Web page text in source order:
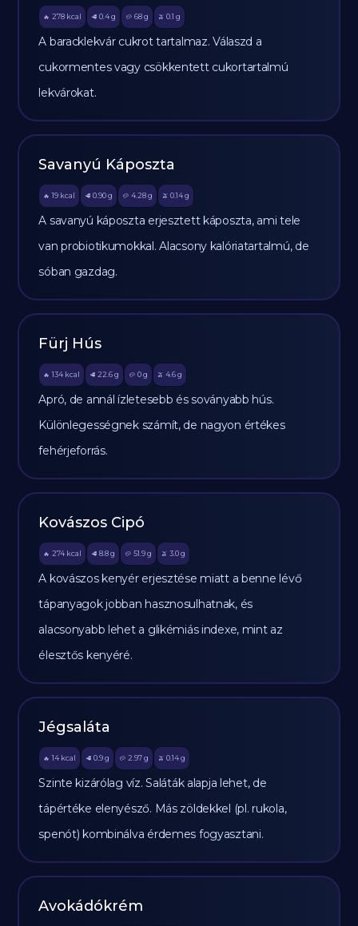
🔥 278 kcal 🥩 0.4 g 🥔 68g 🫒 0.1 g
A baracklekvár cukrot tartalmaz. Válaszd a
cukormentes vagy csökkentett cukortartalmú
lekvárokat.
Savanyú Káposzta
🔥 19 kcal 🥩 0.90 g 🥔 4.28g 🫒 0.14 g
A savanyú káposzta erjesztett káposzta, ami tele
van probiotikumokkal. Alacsony kalóriatartalmú, de
sóban gazdag.
Fürj Hús
🔥 134 kcal 🥩 22.6 g 🥔 0g 🫒 4.6 g
Apró, de annál ízletesebb és soványabb hús.
Különlegességnek számít, de nagyon értékes
fehérjeforrás.
Kovászos Cipó
🔥 274 kcal 🥩 8.8 g 🥔 51.9g 🫒 3.0 g
A kovászos kenyér erjesztése miatt a benne lévő
tápanyagok jobban hasznosulhatnak, és
alacsonyabb lehet a glikémiás indexe, mint az
élesztős kenyéré.
Jégsaláta
🔥 14 kcal 🥩 0.9 g 🥔 2.97g 🫒 0.14 g
Szinte kizárólag víz. Saláták alapja lehet, de
tápértéke elenyésző. Más zöldekkel (pl. rukola,
spenót) kombinálva érdemes fogyasztani.
Avokádókrém